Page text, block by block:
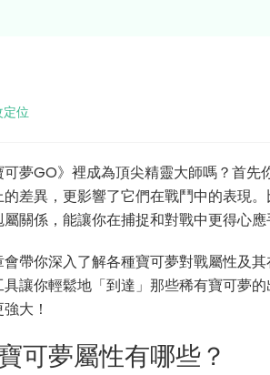
定位
夢GO》裡成為頂尖精靈大師嗎？首
的差異，更影響了它們在戰鬥中的表現
關係，能讓你在捕捉和對戰中更得心應
帶你深入了解各種寶可夢對戰屬性及
讓你輕鬆地「到達」那些稀有寶可夢
大！
可夢屬性有哪些？